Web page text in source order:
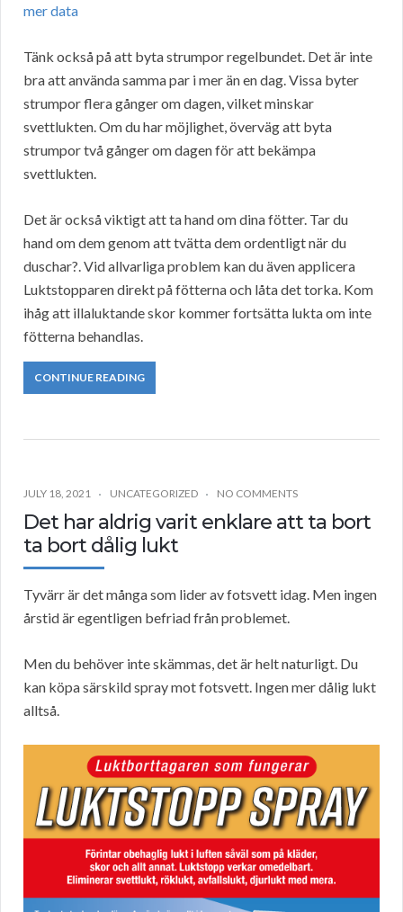
mer data
Tänk också på att byta strumpor regelbundet. Det är inte
bra att använda samma par i mer än en dag. Vissa byter
strumpor flera gånger om dagen, vilket minskar
svettlukten. Om du har möjlighet, överväg att byta
strumpor två gånger om dagen för att bekämpa
svettlukten.
Det är också viktigt att ta hand om dina fötter. Tar du
hand om dem genom att tvätta dem ordentligt när du
duschar?. Vid allvarliga problem kan du även applicera
Luktstopparen direkt på fötterna och låta det torka. Kom
ihåg att illaluktande skor kommer fortsätta lukta om inte
fötterna behandlas.
CONTINUE READING
JULY 18, 2021 UNCATEGORIZED NO COMMENTS
Det har aldrig varit enklare att ta bort
ta bort dålig lukt
Tyvärr är det många som lider av fotsvett idag. Men ingen
årstid är egentligen befriad från problemet.
Men du behöver inte skämmas, det är helt naturligt. Du
kan köpa särskild spray mot fotsvett. Ingen mer dålig lukt
alltså.